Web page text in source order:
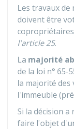
Les travaux de
doivent être
l'article 25.
La majorité
de la loi n° 65-
la majorité des
l'immeuble
Si la décision
faire l'objet